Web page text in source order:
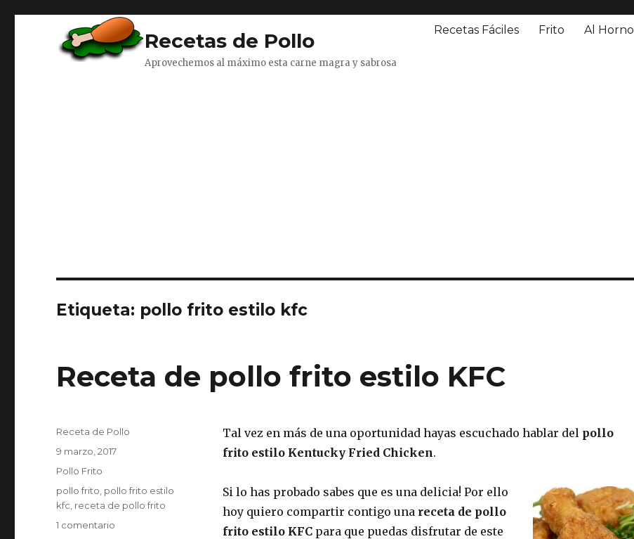
Recetas de Pollo
Aprovechemos al máximo esta carne magra y sabrosa
Recetas Fáciles Frito Al Horno
Etiqueta: pollo frito estilo kfc
Receta de pollo frito estilo KFC
Tal vez en más de una oportunidad hayas escuchado hablar del pollo
frito estilo Kentucky Fried Chicken.
Si lo has probado sabes que es una delicia! Por ello
hoy quiero compartir contigo una receta de pollo
frito estilo KFCpara que puedas disfrutar de este
Autor
Receta de Pollo
Publicado
9 marzo, 2017
Categorías
Pollo Frito
Etiquetas
pollo frito pollo frito estilo
kfc receta de pollo frito
1 comentario